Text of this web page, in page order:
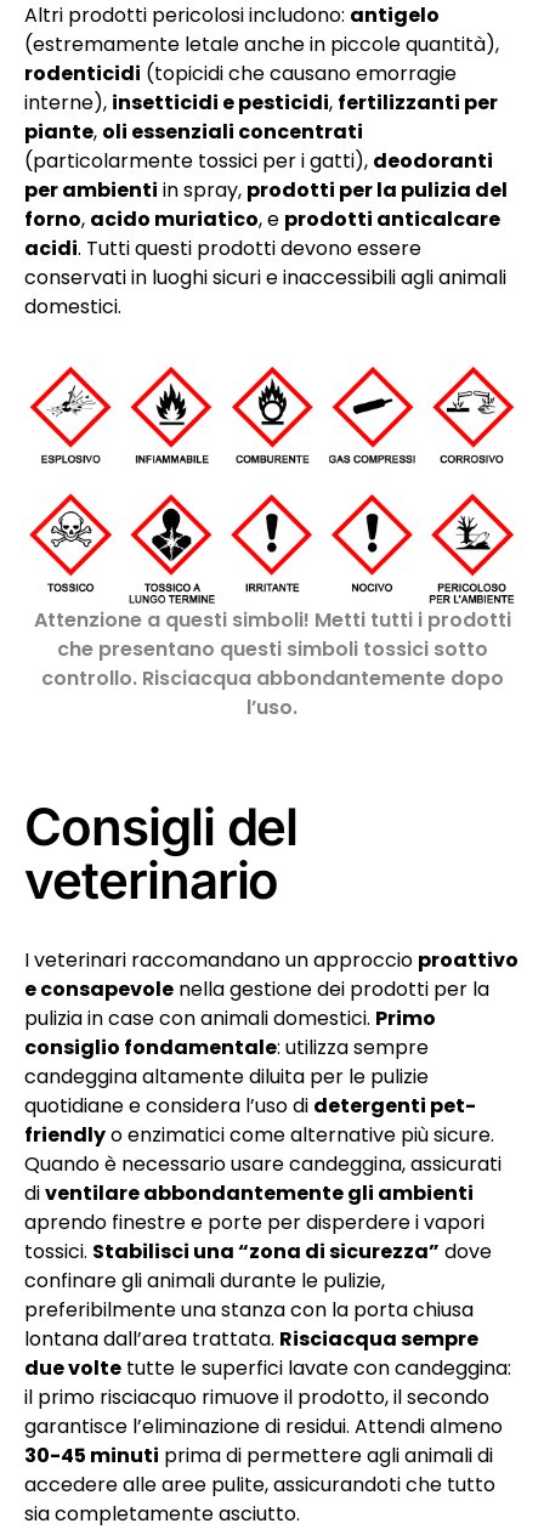
Altri prodotti pericolosi includono: antigelo
(estremamente letale anche in piccole quantità),
rodenticidi (topicidi che causano emorragie
interne), insetticidi e pesticidi, fertilizzanti per
piante, oli essenziali concentrati
(particolarmente tossici per i gatti), deodoranti
per ambienti in spray, prodotti per la pulizia del
forno, acido muriatico, e prodotti anticalcare
acidi. Tutti questi prodotti devono essere
conservati in luoghi sicuri e inaccessibili agli animali
domestici.
Attenzione a questi simboli! Metti tutti i prodotti
che presentano questi simboli tossici sotto
controllo. Risciacqua abbondantemente dopo
l’uso.
Consigli del
veterinario
I veterinari raccomandano un approccio proattivo
e consapevole nella gestione dei prodotti per la
pulizia in case con animali domestici. Primo
consiglio fondamentale: utilizza sempre
candeggina altamente diluita per le pulizie
quotidiane e considera l’uso di detergenti pet-
friendlyo enzimatici come alternative più sicure.
Quando è necessario usare candeggina, assicurati
diventilare abbondantemente gli ambienti
aprendo finestre e porte per disperdere i vapori
tossici. Stabilisci una “zona di sicurezza” dove
confinare gli animali durante le pulizie,
preferibilmente una stanza con la porta chiusa
lontana dall’area trattata. Risciacqua sempre
due volte tutte le superfici lavate con candeggina:
il primo risciacquo rimuove il prodotto, il secondo
garantisce l’eliminazione di residui. Attendi almeno
30-45 minuti prima di permettere agli animali di
accedere alle aree pulite, assicurandoti che tutto
sia completamente asciutto.